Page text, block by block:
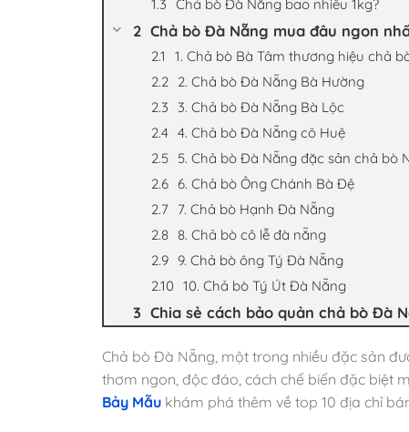
Chả bò Đà Nẵng bao nhiêu 1kg?
Chả bò Đà Nẵng mua đâu ngon
1. Chả bò Bà Tâm thương hiệu chả
2. Chả bò Đà Nẵng Bà Hường
3. Chả bò Đà Nẵng Bà Lộc
4. Chả bò Đà Nẵng cô Huệ
5. Chả bò Đà Nẵng đặc sản chả bò
6. Chả bò Ông Chánh Bà Đệ
7. Chả bò Hạnh Đà Nẵng
8. Chả bò cô lễ đà nẵng
9. Chả bò ông Tý Đà Nẵng
10. Chả bò Tý Út Đà Nẵng
Chia sẻ cách bảo quản chả bò Đà
Chả bò Đà Nẵng, một trong nhiều đặc sản
thơm ngon, độc đáo, cách chế biến đặc biệt
Bảy Mẫu khám phá thêm về top 10 địa chỉ